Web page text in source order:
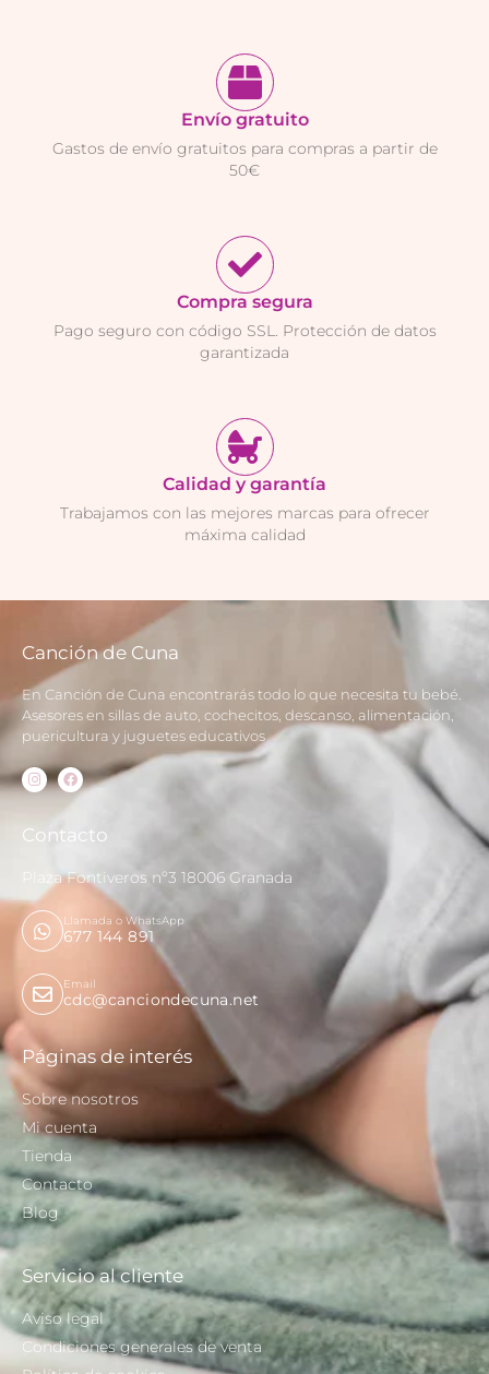
Envío gratuito
Gastos de envío gratuitos para compras a partir de
50€
Compra segura
Pago seguro con código SSL. Protección de datos
garantizada
Calidad y garantía
Trabajamos con las mejores marcas para ofrecer
máxima calidad
Canción de Cuna
En Canción de Cuna encontrarás todo lo que necesita tu bebé.
Asesores en sillas de auto, cochecitos, descanso, alimentación,
puericultura y juguetes educativos
Contacto
Plaza Fontiveros nº3 18006 Granada
Llamada o WhatsApp
677 144 891
Email
cdc@canciondecuna.net
Páginas de interés
Sobre nosotros
Mi cuenta
Tienda
Contacto
Blog
Servicio al cliente
Aviso legal
Condiciones generales de venta